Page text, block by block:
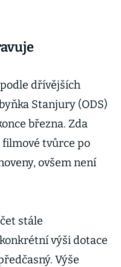
dřívějších
Stanjury (ODS)
března. Zda
tvůrce po
ovšem není
stále
výši dotace
Výše